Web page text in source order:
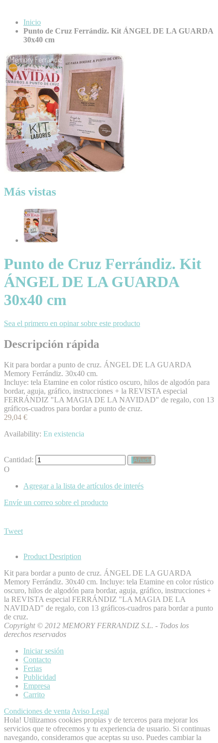
Inicio
Punto de Cruz Ferrándiz. Kit ÁNGEL DE LA GUARDA
30x40 cm
Más vistas
Punto de Cruz Ferrándiz. Kit
ÁNGEL DE LA GUARDA
30x40 cm
Sea el primero en opinar sobre este producto
Descripción rápida
Kit para bordar a punto de cruz. ÁNGEL DE LA GUARDA
Memory Ferrándiz. 30x40 cm.
Incluye: tela Etamine en color rústico oscuro, hilos de algodón para
bordar, aguja, gráfico, instrucciones + la REVISTA especial
FERRÁNDIZ "LA MAGIA DE LA NAVIDAD" de regalo, con 13
gráficos-cuadros para bordar a punto de cruz.
29,04 €
Availability: En existencia
Cantidad: Añadir
O
Agregar a la lista de artículos de interés
Envíe un correo sobre el producto
Tweet
Product Desription
Kit para bordar a punto de cruz. ÁNGEL DE LA GUARDA
Memory Ferrándiz. 30x40 cm. Incluye: tela Etamine en color rústico
oscuro, hilos de algodón para bordar, aguja, gráfico, instrucciones +
la REVISTA especial FERRÁNDIZ "LA MAGIA DE LA
NAVIDAD" de regalo, con 13 gráficos-cuadros para bordar a punto
de cruz.
Copyright © 2012 MEMORY FERRANDIZ S.L. - Todos los
derechos reservados
Iniciar sesión
Contacto
Ferias
Publicidad
Empresa
Carrito
Condiciones de venta Aviso Legal
Hola! Utilizamos cookies propias y de terceros para mejorar los
servicios que te ofrecemos y tu experiencia de usuario. Si continuas
navegando, consideramos que aceptas su uso. Puedes cambiar la